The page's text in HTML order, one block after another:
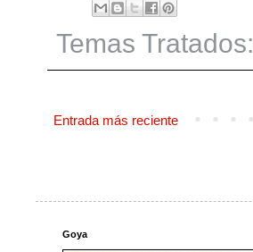
Temas Tratados:
Entrada más reciente
Goya